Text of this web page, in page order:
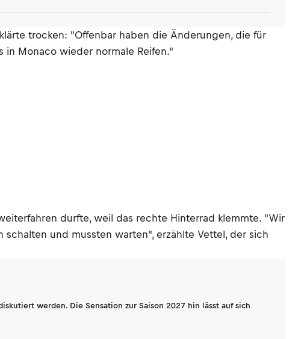
trocken: "Offenbar haben die Änderungen, die für
Monaco wieder normale Reifen."
durfte, weil das rechte Hinterrad klemmte. "Wir
und mussten warten", erzählte Vettel, der sich
werden. Die Sensation zur Saison 2027 hin lässt auf sich